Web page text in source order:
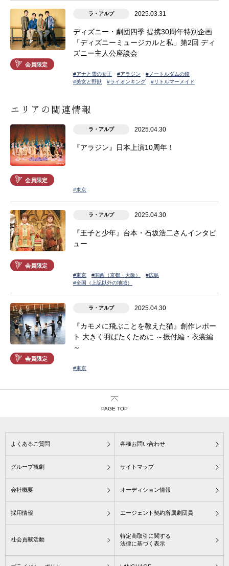
会員限定
ラ・アルプ 2025.03.31
ディズニー・劇団四季 提携30周年特別企画
「ディズニーミュージカルと私」第2回 ディ
ズニー主人公座談会
#アナと雪の女王 #アラジン
#ノートルダムの鐘
#美女と野獣
#ライオンキング #リトルマーメイド
エリアの関連情報
会員限定
ラ・アルプ 2025.04.30
『アラジン』日本上演10周年！
#東京
会員限定
ラ・アルプ 2025.04.30
『王子と少年』台本・石坂浩二さんインタビ
ュー
#東京 #関西（京都・大阪）
#広島
#全国（上記以外の地域）
会員限定
ラ・アルプ 2025.04.30
『カモメに飛ぶことを教えた猫』創作レポー
ト 大きく羽ばたくために ～振付編・衣裳編
～
#東京
PAGE TOP
よくあるご質問 各種お問い合わせ
グループ観劇 サイトマップ
会社概要 オーディション情報
採用情報 エージェント契約所属劇団員
社会貢献活動
特定商取引に関する
法律に基づく表示